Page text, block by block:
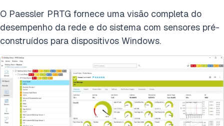
O Paessler PRTG fornece uma visão completa do
desempenho da rede e do sistema com sensores pré-
construídos para dispositivos Windows.